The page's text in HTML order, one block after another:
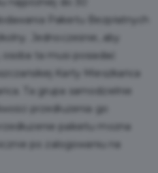
Pakietu Bezpłatnych
Jednocześnie, aby
ta musi posiadać
Karty Mieszkańca
Ta grupa samodzielnie
przedłużenia go
pakietu można
po zalogowaniu na